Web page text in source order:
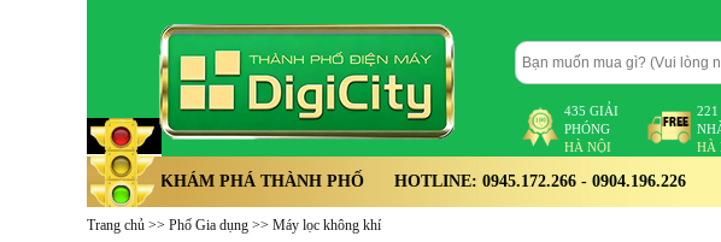
435 GIẢI
PHÓNG
HÀ NỘI
HÀ
KHÁM PHÁ THÀNH PHỐ HOTLINE: 0945.172.266 - 0904.196.226
Trang chủ >> Phố Gia dụng >> Máy lọc không khí